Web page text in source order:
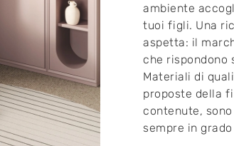
ambiente
tuoi figli. Una
aspetta: il
che rispondono
Materiali di
proposte della
contenute,
sempre in